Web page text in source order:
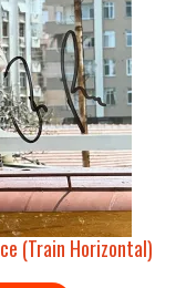
(Train Horizontal)